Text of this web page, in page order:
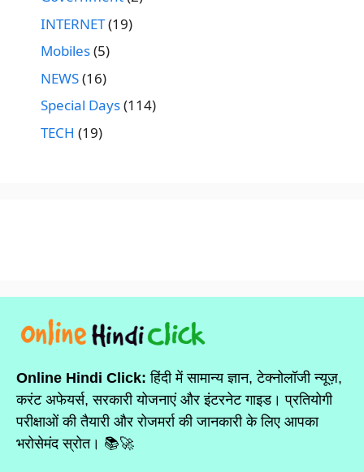
INTERNET(19)
Mobiles(5)
NEWS(16)
Special Days(114)
TECH (19)
Online Hindi Click: हिंदी में सामान्य ज्ञान, टेक्नोलॉजी न्यूज़,
करंट अफेयर्स, सरकारी योजनाएं और इंटरनेट गाइड। प्रतियोगी
परीक्षाओं की तैयारी और रोजमर्रा की जानकारी के लिए आपका
भरोसेमंद स्रोत। 📚🚀